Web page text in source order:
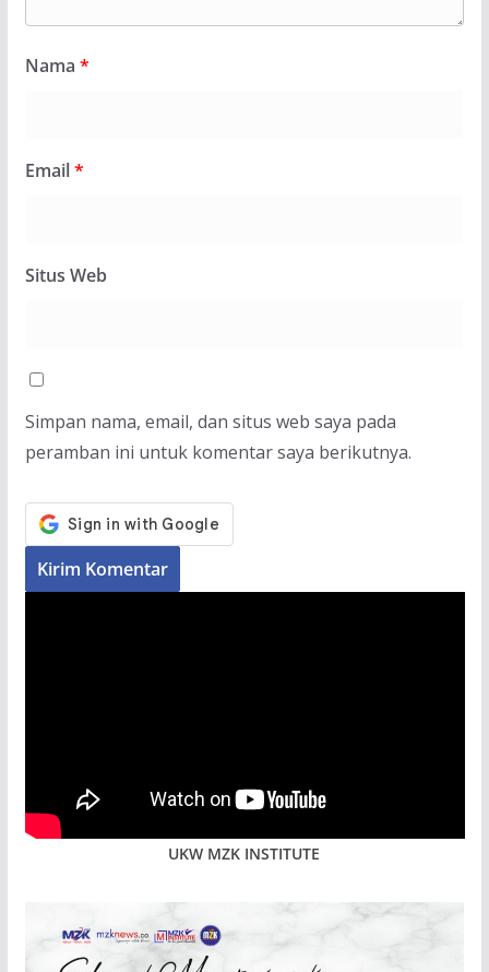
Nama *
Email*
Situs Web
Simpan nama, email, dan situs web saya pada
peramban ini untuk komentar saya berikutnya.
UKW MZK INSTITUTE